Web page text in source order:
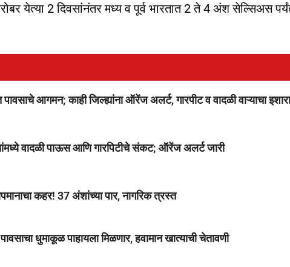
येत्या 2 दिवसांनंतर मध्य व पूर्व भारतात 2 ते 4 अंश सेल्सिअस
आगमन; काही जिल्ह्यांना ऑरेंज अलर्ट, गारपीट व वादळी वाऱ्याचा इशारा
वादळी पाऊस आणि गारपिटीचे संकट; ऑरेंज अलर्ट जारी
कहर! 37 अंशांच्या पार, नागरिक त्रस्त
पावसाचा धुमाकूळ पाहायला मिळणार, हवामान खात्याची चेतावणी